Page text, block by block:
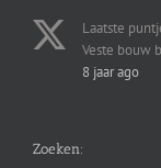
Laatste
Veste bouw
8 jaar ago
Zoeken: